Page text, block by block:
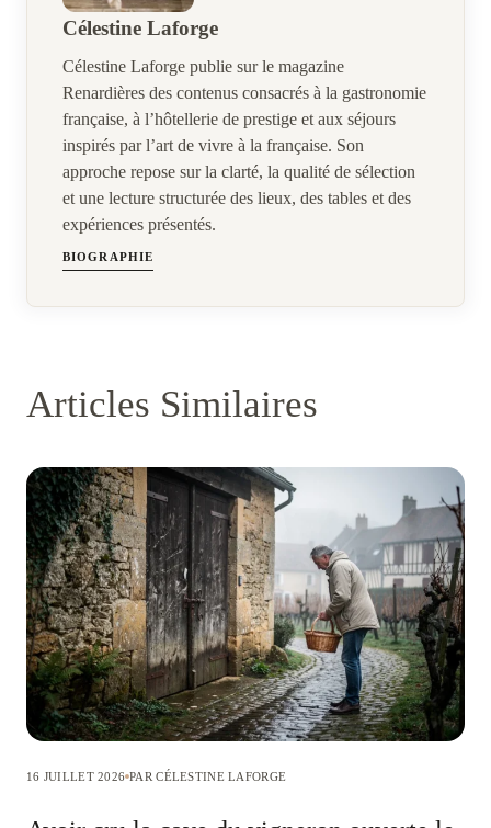
Célestine Laforge
Célestine Laforge publie sur le magazine
Renardières des contenus consacrés à la gastronomie
française, à l’hôtellerie de prestige et aux séjours
inspirés par l’art de vivre à la française. Son
approche repose sur la clarté, la qualité de sélection
et une lecture structurée des lieux, des tables et des
expériences présentés.
BIOGRAPHIE
Articles Similaires
16 JUILLET 2026 PAR CÉLESTINE LAFORGE